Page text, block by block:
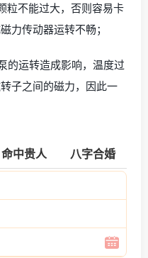
粒不能过大，否则容易卡
力传动器运转不畅；
的运转造成影响，温度过
子之间的磁力，因此一
命中贵人 八字合婚